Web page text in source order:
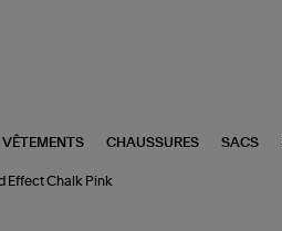
VÊTEMENTS CHAUSSURES SACS
Effect Chalk Pink